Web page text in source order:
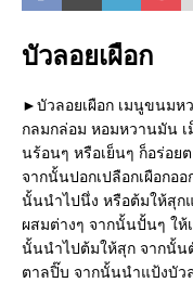
บัวลอยเผือก
►บัวลอยเผือก เมนูขนมห
กลมกล่อม หอมหวานมัน
นร้อนๆ หรือเย็นๆ ก็อร่อย
จากนั้นปอกเปลือกเผือกอ
นั้นนำไปนึ่ง หรือต้มให้สุก
ผสมต่างๆ จากนั้นปั้นๆ ให้
นั้นนำไปต้มให้สุก จากนั้น
ตาลปิ๊บ จากนั้นนำแป้งบัว